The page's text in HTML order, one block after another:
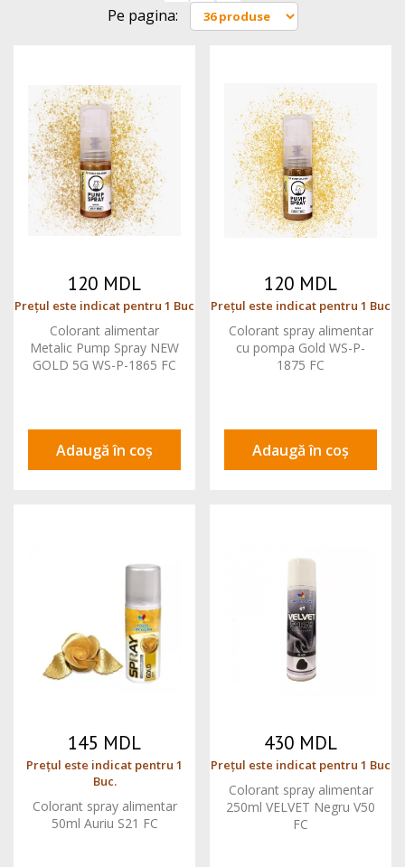
Pe pagina:
120 MDL
Prețul este indicat pentru 1 Buc
Colorant alimentar
Metalic Pump Spray NEW
GOLD 5G WS-P-1865 FC
Adaugă în coș
120 MDL
Prețul este indicat pentru 1 Buc
Colorant spray alimentar
cu pompa Gold WS-P-
1875 FC
Adaugă în coș
145 MDL
Prețul este indicat pentru 1
Buc.
Colorant spray alimentar
50ml Auriu S21 FC
430 MDL
Prețul este indicat pentru 1 Buc
Colorant spray alimentar
250ml VELVET Negru V50
FC